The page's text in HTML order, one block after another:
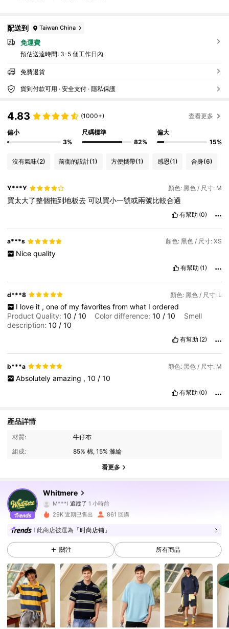
配送到 Taiwan China
免運費
預估送達時間: 3-5 個工作日內
免費退貨
貨到付款可用 · 安全支付 · 隱私保護
4.83 (1000+) 查看更多
偏小
3%
尺碼標準
82%
偏大
15%
沒有氣味(2) 前衛的設計(1) 方便攜帶(1) 感恩 (1) 合身(6)
Y***Y 顏色: 黑色 / 尺寸: M
買太大了整個拖到地板去可以買小一號或兩號比較合適
有幫助 (0)
a***s 顏色: 黑色 / 尺寸: XS
Nice quality
有幫助 (1)
d***8 顏色: 黑色 / 尺寸: L
I love it , one of my favorites from what I ordered
Product Quality:10 /10 Color difference:10 /10
Smell
description:10 /10
有幫助 (2)
b***a 顏色: 黑色 / 尺寸: M
Absolutely amazing , 10 / 10
有幫助 (0)
產品詳情
材質:
牛仔布
組成:
85% 棉, 15% 滌綸
看更多
Whitmere
M***l追蹤了
s***u正在瀏覽
4.73
3.7K 追蹤者
4.73 3.7K 追蹤者
3.7K 追蹤者
3.7K 追蹤者
29K 近期已售出 861 回購
此商店被選為 「时尚店铺」
關注 所有商品